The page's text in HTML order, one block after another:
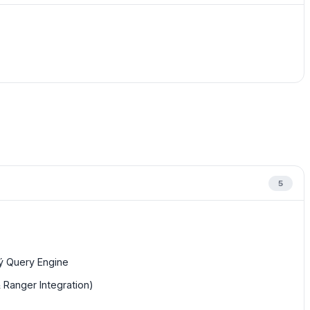
5
Query Engine
Integration)